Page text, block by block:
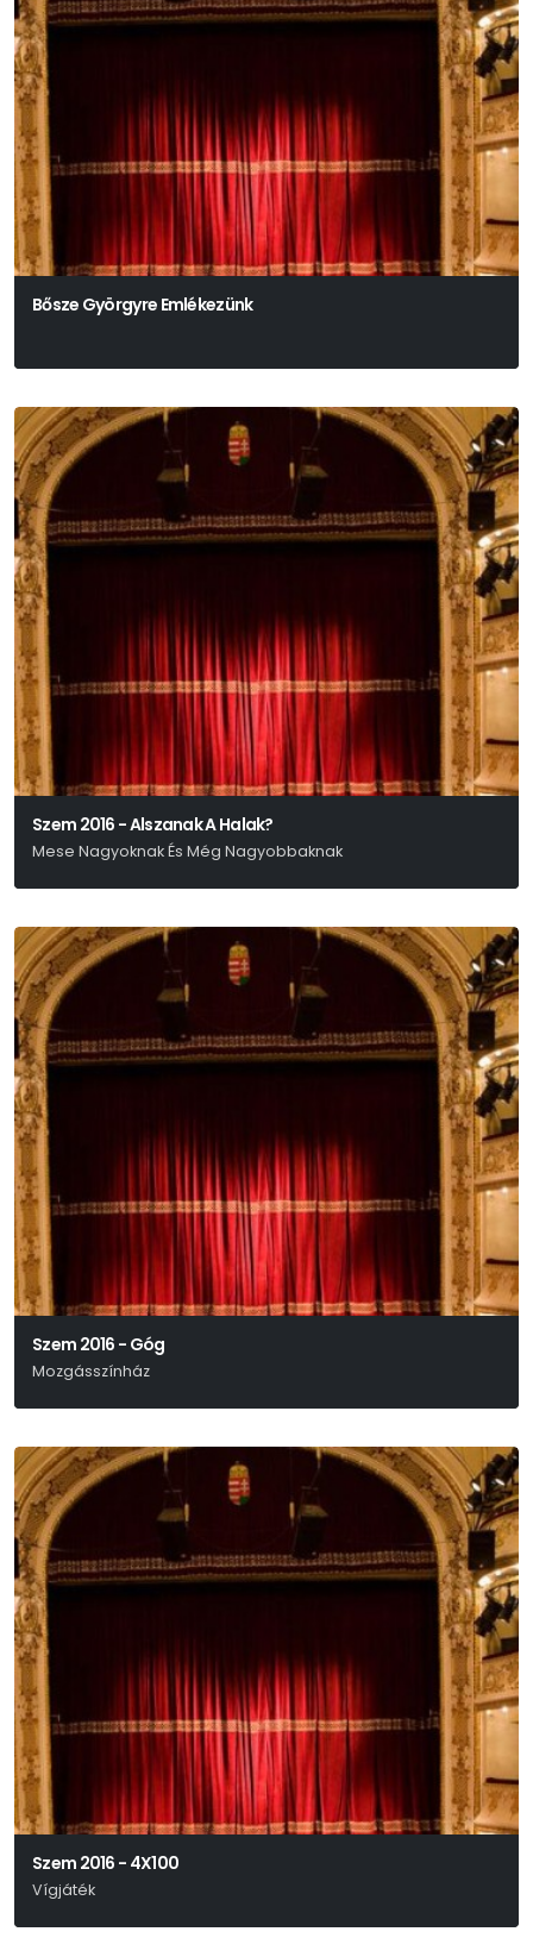
Bősze Györgyre Emlékezünk
Szem 2016 - Alszanak A Halak?
Mese Nagyoknak És Még Nagyobbaknak
Szem 2016 - Góg
Mozgásszínház
Szem 2016 - 4X100
Vígjáték